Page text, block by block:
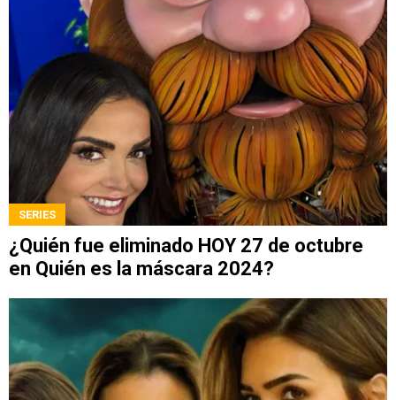
SERIES
¿Quién fue eliminado HOY 27 de octubre
en Quién es la máscara 2024?